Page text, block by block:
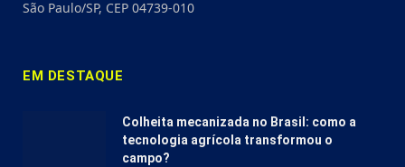
São Paulo/SP, CEP 04739-010
EM DESTAQUE
Colheita mecanizada no Brasil: como a
tecnologia agrícola transformou o
campo?